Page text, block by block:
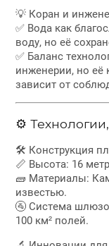
💡 Коран и
✅ Вода как
воду, но её
✅ Баланс
инженерии, но её
зависит от
⚙
🛠 Конструкция
📏 Высота: 16
🧱 Материалы:
известью.
🚰 Система
100 км² полей.